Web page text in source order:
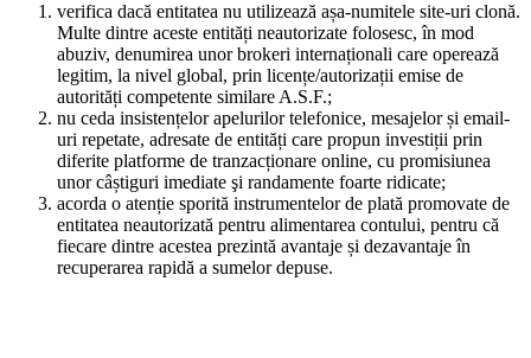
verifica dacă entitatea nu utilizează așa-numitele site-uri clonă.
Multe dintre aceste entități neautorizate folosesc, în mod
abuziv, denumirea unor brokeri internaționali care operează
legitim, la nivel global, prin licențe/autorizații emise de
autorități competente similare A.S.F.;
nu ceda insistențelor apelurilor telefonice, mesajelor și email-
uri repetate, adresate de entități care propun investiții prin
diferite platforme de tranzacționare online, cu promisiunea
unor câștiguri imediate şi randamente foarte ridicate;
acorda o atenție sporită instrumentelor de plată promovate de
entitatea neautorizată pentru alimentarea contului, pentru că
fiecare dintre acestea prezintă avantaje și dezavantaje în
recuperarea rapidă a sumelor depuse.